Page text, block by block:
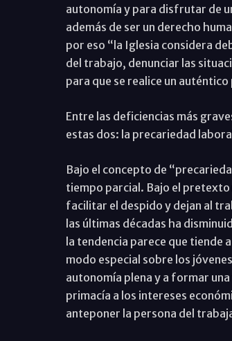
autonomía y para disfrutar de
además de ser un derecho
por eso “la Iglesia considera
del trabajo, denunciar las
para que se realice un
Entre las deficiencias más
estas dos: la precariedad
Bajo el concepto de
tiempo parcial. Bajo el
facilitar el despido y dejan al
las últimas décadas ha
la tendencia parece que
modo especial sobre los
autonomía plena y a formar
primacía a los intereses
anteponer la persona del